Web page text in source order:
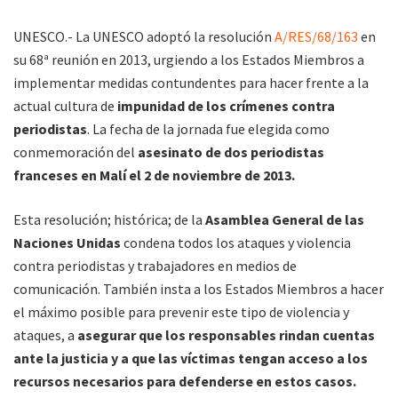
UNESCO.- La UNESCO adoptó la resolución A/RES/68/163 en
su 68ª reunión en 2013, urgiendo a los Estados Miembros a
implementar medidas contundentes para hacer frente a la
actual cultura de impunidad de los crímenes contra
periodistas. La fecha de la jornada fue elegida como
conmemoración del asesinato de dos periodistas
franceses en Malí el 2 de noviembre de 2013.
Esta resolución; histórica; de la Asamblea General de las
Naciones Unidas condena todos los ataques y violencia
contra periodistas y trabajadores en medios de
comunicación. También insta a los Estados Miembros a hacer
el máximo posible para prevenir este tipo de violencia y
ataques, a asegurar que los responsables rindan cuentas
ante la justicia y a que las víctimas tengan acceso a los
recursos necesarios para defenderse en estos casos.